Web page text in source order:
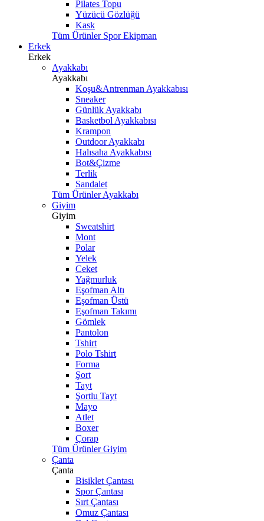
Pilates Topu
Yüzücü Gözlüğü
Kask
Tüm Ürünler Spor Ekipman
Erkek
Erkek
Ayakkabı
Ayakkabı
Koşu&Antrenman Ayakkabısı
Sneaker
Günlük Ayakkabı
Basketbol Ayakkabısı
Krampon
Outdoor Ayakkabı
Halısaha Ayakkabısı
Bot&Çizme
Terlik
Sandalet
Tüm Ürünler Ayakkabı
Giyim
Giyim
Sweatshirt
Mont
Polar
Yelek
Ceket
Yağmurluk
Eşofman Altı
Eşofman Üstü
Eşofman Takımı
Gömlek
Pantolon
Tshirt
Polo Tshirt
Forma
Şort
Tayt
Şortlu Tayt
Mayo
Atlet
Boxer
Çorap
Tüm Ürünler Giyim
Çanta
Çanta
Bisiklet Çantası
Spor Çantası
Sırt Çantası
Omuz Çantası